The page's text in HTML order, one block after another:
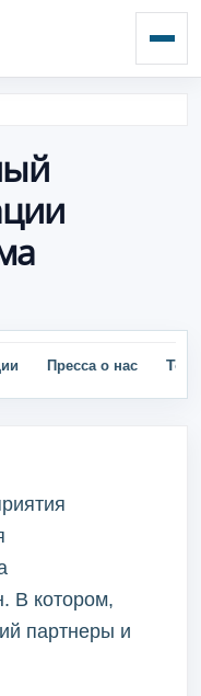
Пресса о нас
В котором,
партнеры и